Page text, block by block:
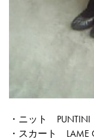
・ニット PUNTINI
・スカート LAME